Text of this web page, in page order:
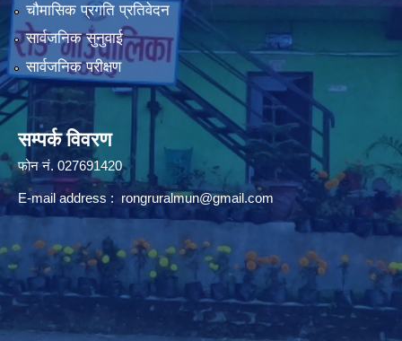
चौमासिक प्रगति प्रतिवेदन
सार्वजनिक सुनुवाई
सार्वजनिक परीक्षण
सम्पर्क विवरण
फोन न‌ं. 027691420
E-mail address : rongruralmun@gmail.com